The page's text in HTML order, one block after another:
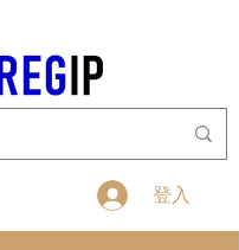
登入